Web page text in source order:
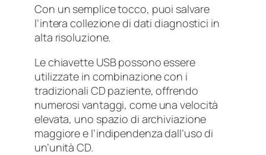
Con un semplice tocco, puoi salvare
l’intera collezione di dati diagnostici in
alta risoluzione.
Le chiavette USB possono essere
utilizzate in combinazione con i
tradizionali CD paziente, offrendo
numerosi vantaggi, come una velocità
elevata, uno spazio di archiviazione
maggiore e l’indipendenza dall’uso di
un’unità CD.